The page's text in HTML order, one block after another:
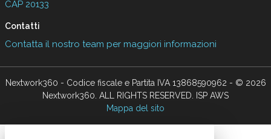
CAP 20133
Contatti
Contatta il nostro team per maggiori informazioni
Nextwork360 - Codice fiscale e Partita IVA 13868590962 - © 2026
Nextwork360. ALL RIGHTS RESERVED. ISP AWS
Mappa del sito